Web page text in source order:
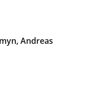
Andreas